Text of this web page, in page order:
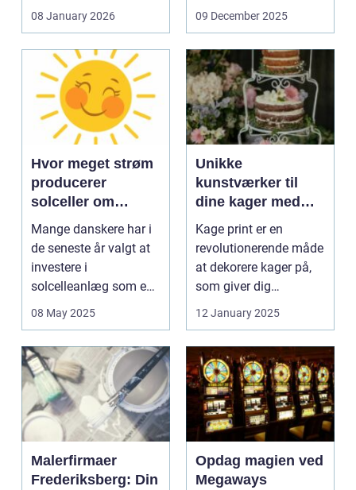
og glas med ...
08 January 2026 09 December 2025
Hvor meget strøm
producerer
solceller om
vinteren?
Mange danskere har i
de seneste år valgt at
investere i
solcelleanlæg som en
bæred...
08 May 2025
Unikke
kunstværker til
dine kager med
kage print
Kage print er en
revolutionerende måde
at dekorere kager på,
som giver dig
mulighed for ...
12 January 2025
Malerfirmaer
Frederiksberg: Din
Opdag magien ved
Megaways